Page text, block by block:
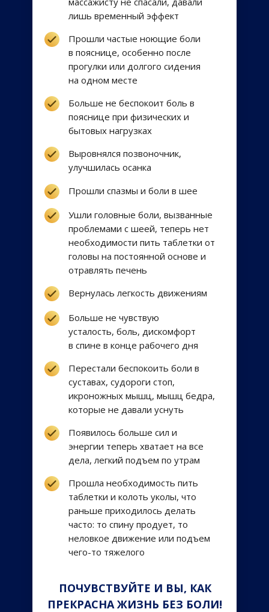
Выровнялся позвоночник,
улучшилась осанка
Прошли спазмы и боли в шее
Прошли частые ноющие боли
в пояснице, особенно после
прогулки или долгого сидения
на одном месте
Ушли головные боли, вызванные
проблемами с шеей, теперь нет
необходимости пить таблетки от
головы на постоянной основе и
отравлять печень
Вернулась легкость движениям
Больше не чувствую
усталость, боль, дискомфорт
в спине в конце рабочего дня
ПОЧУВСТВУЙТЕ И ВЫ, КАК
ПРЕКРАСНА ЖИЗНЬ БЕЗ БОЛИ!
Перестали беспокоить боли в
суставах, судороги стоп,
икроножных мышц, мышц бедра,
которые не давали уснуть
Появилось больше сил и
энергии теперь хватает на все
дела, легкий подъем по утрам
лишь временный эффект
Больше не беспокоит боль в
пояснице при физических и
бытовых нагрузках
Прошла необходимость пить
таблетки и колоть уколы, что
раньше приходилось делать
часто: то спину продует, то
неловкое движение или подъем
чего-то тяжелого